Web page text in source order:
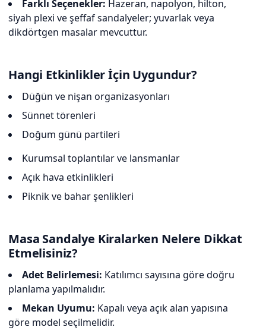
Farklı Seçenekler: Hazeran, napolyon, hilton,
siyah plexi ve şeffaf sandalyeler; yuvarlak veya
dikdörtgen masalar mevcuttur.
Hangi Etkinlikler İçin Uygundur?
Düğün ve nişan organizasyonları
Sünnet törenleri
Doğum günü partileri
Kurumsal toplantılar ve lansmanlar
Açık hava etkinlikleri
Piknik ve bahar şenlikleri
Masa Sandalye Kiralarken Nelere Dikkat
Etmelisiniz?
Adet Belirlemesi: Katılımcı sayısına göre doğru
planlama yapılmalıdır.
Mekan Uyumu: Kapalı veya açık alan yapısına
göre model seçilmelidir.